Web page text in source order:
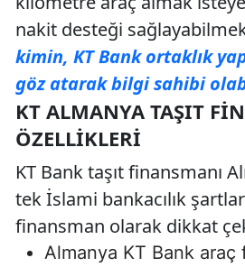
nakit desteği
kimin, KT Bank ortaklık
göz atarak bilgi sahibi
KT ALMANYA TAŞIT
ÖZELLIKLERI
KT Bank taşıt finansmanı
tek İslami bankacılık
finansman olarak dikkat
Almanya KT Bank araç